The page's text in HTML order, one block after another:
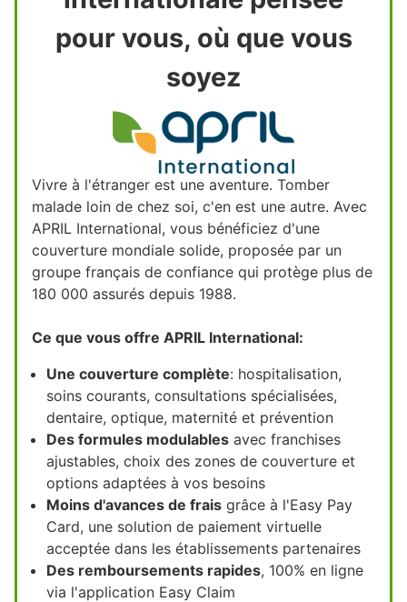
pour vous, où que vous
soyez
Vivre à l'étranger est une aventure. Tomber
malade loin de chez soi, c'en est une autre. Avec
APRIL International, vous bénéficiez d'une
couverture mondiale solide, proposée par un
groupe français de confiance qui protège plus de
180 000 assurés depuis 1988.
Ce que vous offre APRIL International:
Une couverture complète: hospitalisation,
soins courants, consultations spécialisées,
dentaire, optique, maternité et prévention
Des formules modulables avec franchises
ajustables, choix des zones de couverture et
options adaptées à vos besoins
Moins d'avances de frais grâce à l'Easy Pay
Card, une solution de paiement virtuelle
acceptée dans les établissements partenaires
Des remboursements rapides, 100% en ligne
via l'application Easy Claim